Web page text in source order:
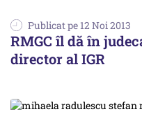
Publicat pe 12 Noi 2013
RMGC îl dă în
director al IGR